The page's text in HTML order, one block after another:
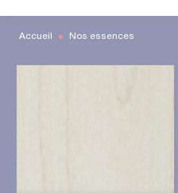
Accueil Nos essences